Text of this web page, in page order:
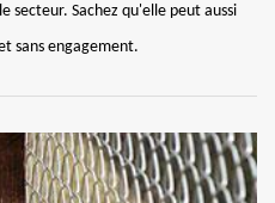
secteur. Sachez qu'elle peut aussi
sans engagement.